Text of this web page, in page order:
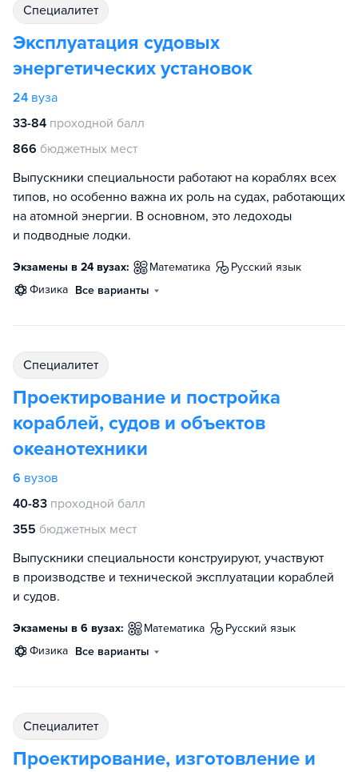
специалитет
Эксплуатация судовых
энергетических установок
24 вуза
33-84 проходной балл
866 бюджетных мест
Выпускники специальности работают на кораблях всех
типов, но особенно важна их роль на судах, работающих
на атомной энергии. В основном, это ледоходы
и подводные лодки.
Экзамены в 24 вузах: математика
русский язык
физика Все варианты
специалитет
Проектирование и постройка
кораблей, судов и объектов
океанотехники
6 вузов
40-83 проходной балл
355 бюджетных мест
Выпускники специальности конструируют, участвуют
в производстве и технической эксплуатации кораблей
и судов.
Экзамены в 6 вузах: математика
русский язык
физика Все варианты
специалитет
Проектирование, изготовление и